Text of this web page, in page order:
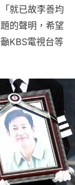
就已故李善均
的聲明，希望
KBS電視台等